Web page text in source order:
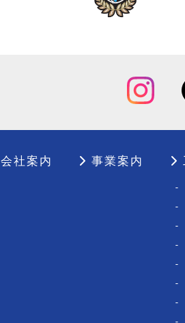
会社案内 事業案内
-
-
-
-
-
-
-